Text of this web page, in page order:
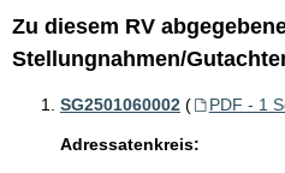
Zu diesem RV
Stellungnahmen/
SG2501060002 ( PDF - 1
Adressatenkreis: